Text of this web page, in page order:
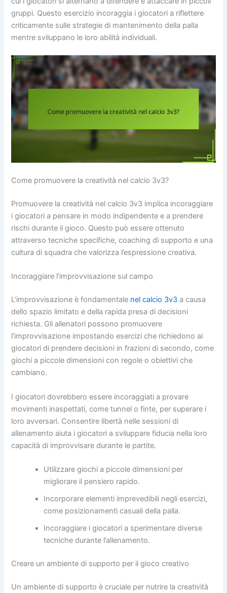
gruppi. Questo esercizio incoraggia i giocatori a riflettere
criticamente sulle strategie di mantenimento della palla
mentre sviluppano le loro abilità individuali.
Come promuovere la creatività nel calcio 3v3?
Promuovere la creatività nel calcio 3v3 implica incoraggiare
i giocatori a pensare in modo indipendente e a prendere
rischi durante il gioco. Questo può essere ottenuto
attraverso tecniche specifiche, coaching di supporto e una
cultura di squadra che valorizza l’espressione creativa.
Incoraggiare l’improvvisazione sul campo
L’improvvisazione è fondamentale nel calcio 3v3 a causa
dello spazio limitato e della rapida presa di decisioni
richiesta. Gli allenatori possono promuovere
l’improvvisazione impostando esercizi che richiedono ai
giocatori di prendere decisioni in frazioni di secondo, come
giochi a piccole dimensioni con regole o obiettivi che
cambiano.
I giocatori dovrebbero essere incoraggiati a provare
movimenti inaspettati, come tunnel o finte, per superare i
loro avversari. Consentire libertà nelle sessioni di
allenamento aiuta i giocatori a sviluppare fiducia nella loro
capacità di improvvisare durante le partite.
Utilizzare giochi a piccole dimensioni per
migliorare il pensiero rapido.
Incorporare elementi imprevedibili negli esercizi,
come posizionamenti casuali della palla.
Incoraggiare i giocatori a sperimentare diverse
tecniche durante l’allenamento.
Creare un ambiente di supporto per il gioco creativo
Un ambiente di supporto è cruciale per nutrire la creatività